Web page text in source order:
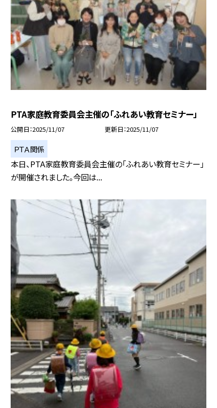
PTA家庭教育委員会主催の「ふれあい教育セミナー」
公開日 2025/11/07 更新日 2025/11/07
ＰＴＡ関係
本日、PTA家庭教育委員会主催の「ふれあい教育セミナー」
が開催されました。今回は...